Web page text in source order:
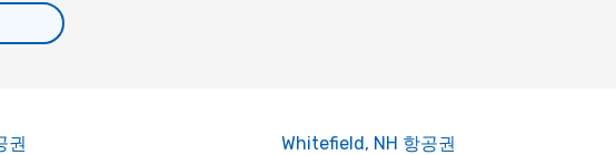
권 Whitefield, NH 항공권